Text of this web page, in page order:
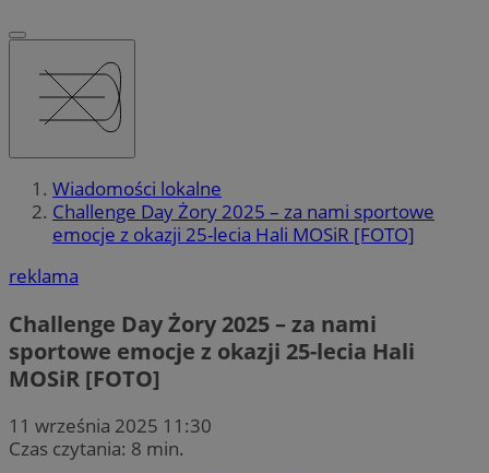
Wiadomości lokalne
Challenge Day Żory 2025 – za nami sportowe
emocje z okazji 25-lecia Hali MOSiR [FOTO]
reklama
Challenge Day Żory 2025 – za nami
sportowe emocje z okazji 25-lecia Hali
MOSiR [FOTO]
11 września 2025 11:30
Czas czytania: 8 min.